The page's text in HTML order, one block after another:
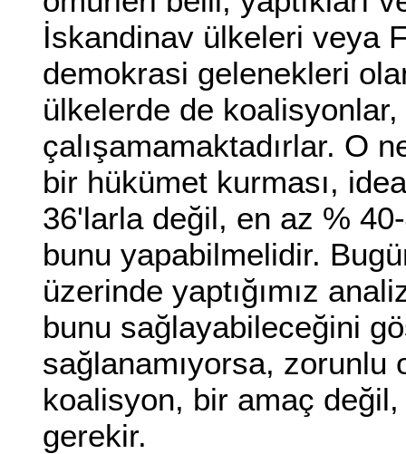
İskandinav ülkeleri veya
demokrasi gelenekleri
ülkelerde de koalisyonlar,
çalışamamaktadırlar. O
bir hükümet kurması,
36'larla değil, en az %
bunu yapabilmelidir.
üzerinde yaptığımız
bunu sağlayabileceğini
sağlanamıyorsa,
koalisyon, bir amaç
gerekir.